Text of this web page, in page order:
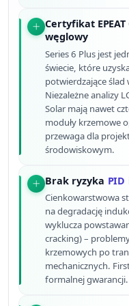
Certyfikat
węglowy
Series 6 Plus jest
świecie, które
potwierdzające
Niezależne analizy
Solar mają nawet
moduły krzemowe
przewaga dla
środowiskowym.
Brak ryzyka PID
Cienkowarstwowa
na degradację
wyklucza
cracking) –
krzemowych po
mechanicznych.
formalnej gwarancji.